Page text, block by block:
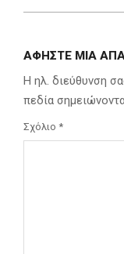
ΑΦΉΣΤΕ ΜΙΑ
Η ηλ. διεύθυνση
πεδία
Σχόλιο *